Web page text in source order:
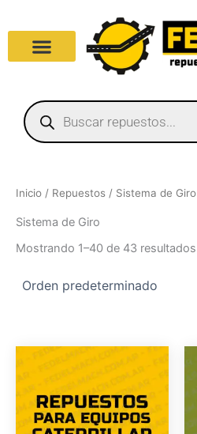
contenido
Products
search
Inicio / Repuestos / Sistema de Giro
Sistema de Giro
Mostrando 1–40 de 43 resultados